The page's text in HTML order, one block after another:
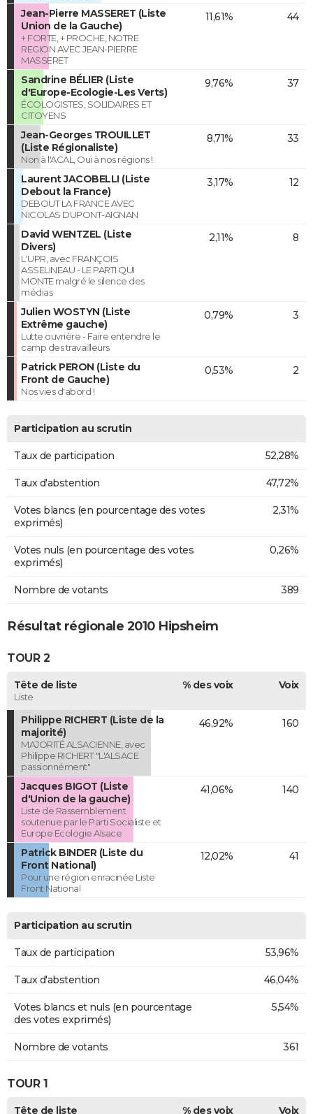
Jean-Pierre MASSERET (Liste
Union de la Gauche)
+ FORTE, + PROCHE, NOTRE
REGION AVEC JEAN-PIERRE
MASSERET
11,61% 44
Sandrine BÉLIER (Liste
d'Europe-Ecologie-Les Verts)
ÉCOLOGISTES, SOLIDAIRES ET
CITOYENS
9,76% 37
Jean-Georges TROUILLET
(Liste Régionaliste)
Non à l'ACAL, Oui à nos régions !
8,71% 33
Laurent JACOBELLI (Liste
Debout la France)
DEBOUT LA FRANCE AVEC
NICOLAS DUPONT-AIGNAN
3,17% 12
David WENTZEL (Liste
Divers)
L'UPR, avec FRANÇOIS
ASSELINEAU - LE PARTI QUI
MONTE malgré le silence des
médias
2,11% 8
Julien WOSTYN (Liste
Extrême gauche)
Lutte ouvrière - Faire entendre le
camp des travailleurs
0,79% 3
Patrick PERON (Liste du
Front de Gauche)
Nos vies d'abord !
0,53% 2
Participation au scrutin
Taux de participation 52,28%
Taux d'abstention 47,72%
Votes blancs (en pourcentage des votes
exprimés)
2,31%
Votes nuls (en pourcentage des votes
exprimés)
0,26%
Nombre de votants 389
Résultat régionale 2010 Hipsheim
TOUR 2
Tête de liste
Liste
% des voix Voix
Philippe RICHERT (Liste de la
majorité)
MAJORITÉ ALSACIENNE, avec
Philippe RICHERT "L'ALSACE
passionnément"
46,92% 160
Jacques BIGOT (Liste
d'Union de la gauche)
Liste de Rassemblement
soutenue par le Parti Socialiste et
Europe Ecologie Alsace
41,06% 140
Patrick BINDER (Liste du
Front National)
Pour une région enracinée Liste
Front National
12,02% 41
Participation au scrutin
Taux de participation 53,96%
Taux d'abstention 46,04%
Votes blancs et nuls (en pourcentage
des votes exprimés)
5,54%
Nombre de votants 361
TOUR 1
Tête de liste % des voix Voix